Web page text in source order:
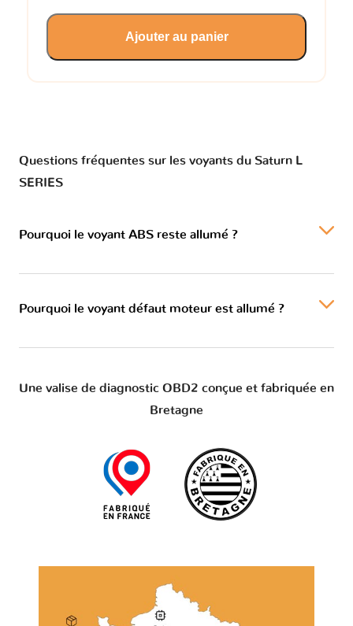
Ajouter au panier
Questions fréquentes sur les voyants du Saturn L
SERIES
Pourquoi le voyant ABS reste allumé ?
Pourquoi le voyant défaut moteur est allumé ?
Une valise de diagnostic OBD2 conçue et fabriquée en
Bretagne